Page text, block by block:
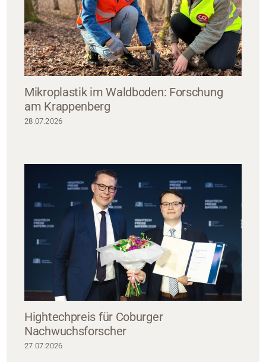
Mikroplastik im Waldboden: Forschung
am Krappenberg
28.07.2026
Hightechpreis für Coburger
Nachwuchsforscher
27.07.2026